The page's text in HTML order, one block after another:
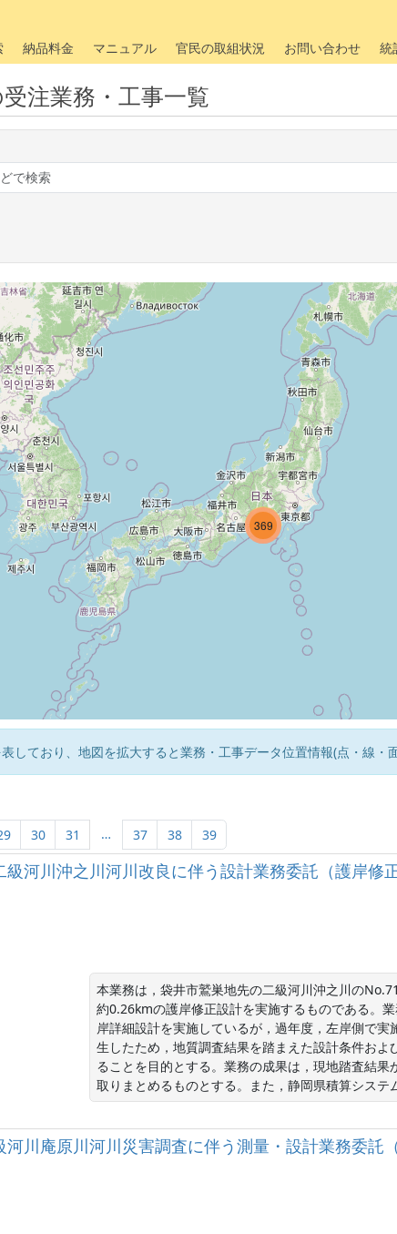
納品料金 マニュアル 官民の取組状況 お問い合わせ 統
注業務・工事一覧
20
326
369
しており、地図を拡大すると業務・工事データ位置情報(点・線・
30 31 … 37 38 39
河川沖之川河川改良に伴う設計業務委託（護岸修
本業務は，袋井市鷲巣地先の二級河川沖之川の
約0.26kmの護岸修正設計を実施するものである。
岸詳細設計を実施しているが，過年度，左岸側で
生したため，地質調査結果を踏まえた設計条件お
ることを目的とする。業務の成果は，現地踏査結
取りまとめるものとする。また，静岡県積算システ
川庵原川河川災害調査に伴う測量・設計業務委託（